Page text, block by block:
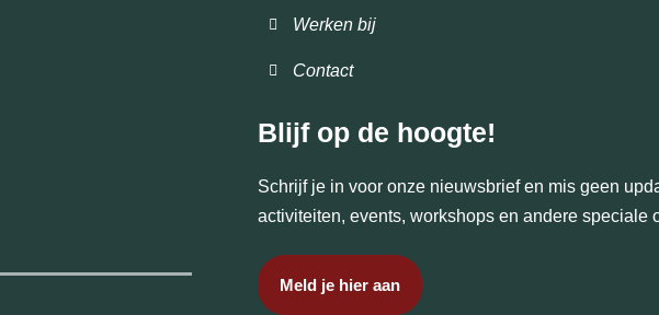
Werken bij
Contact
Blijf op de hoogte!
Schrijf je in voor onze nieuwsbrief en mis geen
activiteiten, events, workshops en andere speciale
Meld je hier aan